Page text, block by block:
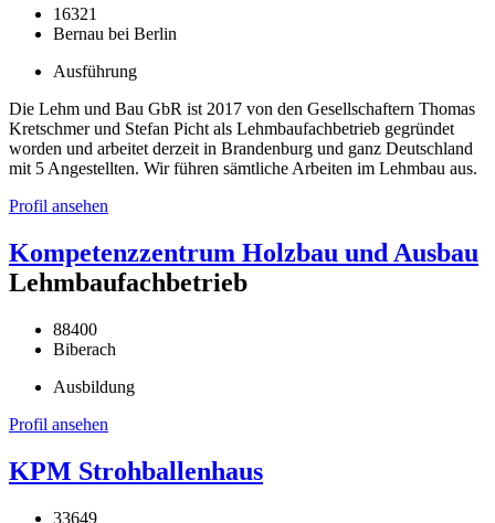
16321
Bernau bei Berlin
Ausführung
Die Lehm und Bau GbR ist 2017 von den Gesellschaftern Thomas
Kretschmer und Stefan Picht als Lehmbaufachbetrieb gegründet
worden und arbeitet derzeit in Brandenburg und ganz Deutschland
mit 5 Angestellten. Wir führen sämtliche Arbeiten im Lehmbau aus.
Profil ansehen
Kompetenzzentrum Holzbau und Ausbau
Lehmbaufachbetrieb
88400
Biberach
Ausbildung
Profil ansehen
KPM Strohballenhaus
33649